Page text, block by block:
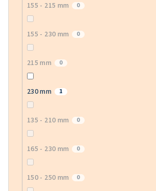
155 - 215 mm 0
155 - 230 mm 0
215 mm 0
230 mm 1
135 - 210 mm 0
165 - 230 mm 0
150 - 250 mm 0